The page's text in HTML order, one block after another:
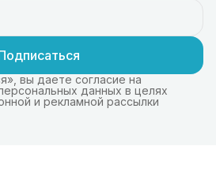
вы даете согласие на
данных в целях
и рекламной рассылки